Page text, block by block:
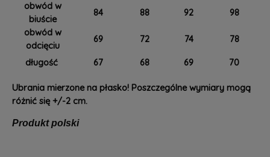
obwód w
biuście
84 88 92
98
obwód w
odcięciu
69 72 74 78
długość 67 68 69 70
Ubrania mierzone na płasko! Poszczególne wymiary mogą
różnić się +/-2 cm.
Produkt polski